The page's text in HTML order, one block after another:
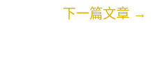
下一篇文章 →